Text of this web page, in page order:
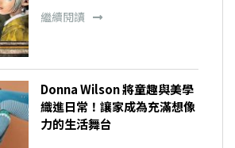
繼續閱讀
Donna Wilson 將童趣與美學
織進日常！讓家成為充滿想像
力的生活舞台